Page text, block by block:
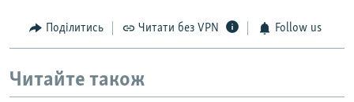
Поділитись Читати без VPN Follow us
Читайте також